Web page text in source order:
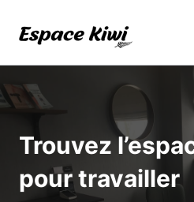
contenu
Trouvez
pour travailler